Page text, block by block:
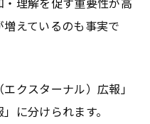
えているのも事実で
クスターナル）広報」
に分けられます。